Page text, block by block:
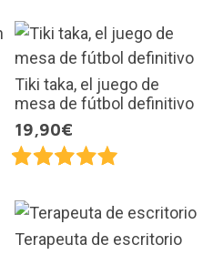
Tiki taka, el juego de
mesa de fútbol definitivo
19,90€
Terapeuta de escritorio